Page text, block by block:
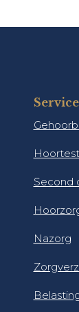
Service
Hoortest
Second
Nazorg